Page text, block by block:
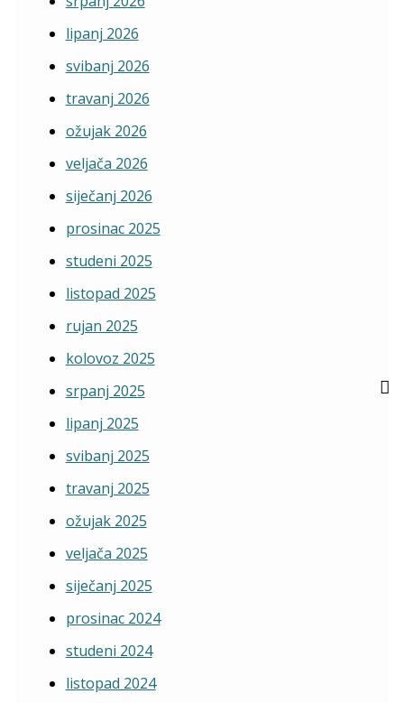
lipanj 2026
svibanj 2026
travanj 2026
ožujak 2026
veljača 2026
siječanj 2026
prosinac 2025
studeni 2025
listopad 2025
rujan 2025
kolovoz 2025
srpanj 2025
lipanj 2025
svibanj 2025
travanj 2025
ožujak 2025
veljača 2025
siječanj 2025
prosinac 2024
studeni 2024
listopad 2024